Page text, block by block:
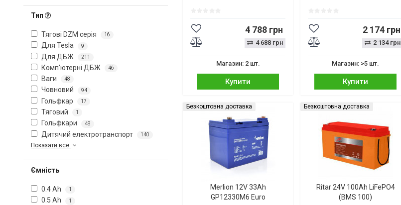
Тип
Тягові DZM серія 16
Для Tesla 9
Для ДБЖ 211
Комп'ютерні ДБЖ 46
Ваги 48
Човновий 94
Гольфкар 17
Тяговий 1
Гольфкари 48
Дитячий електротранспорт 140
Показати все
Ємність
0.4 Ah 1
0.5 Ah 1
4 788 грн
4 688 грн
Магазин: 2 шт.
Купити
2 174 грн
2 134 грн
Магазин: >5 шт.
Купити
Безкоштовна доставка
Merlion 12V 33Ah
GP12330M6 Euro
Безкоштовна доставка
Ritar 24V 100Ah LiFePO4
(BMS 100)